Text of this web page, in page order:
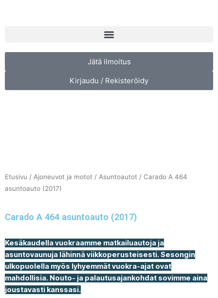
Menu
Jätä ilmoitus
Kirjaudu / Rekisteröidy
Etusivu / Ajoneuvot ja motot / Asuntoautot / Carado A 464
asuntoauto (2017)
Carado A 464 asuntoauto (2017)
Kesäkaudella vuokraamme matkailuautoja ja
asuntovaunuja lähinnä viikkoperusteisesti. Sesongin
ulkopuolella myös lyhyemmät vuokra-ajat ovat
mahdollisia. Nouto- ja palautusajankohdat sovimme aina
joustavasti kanssasi.